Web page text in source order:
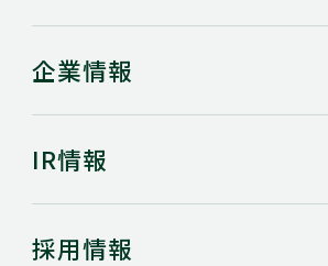
企業情報
IR情報
採用情報